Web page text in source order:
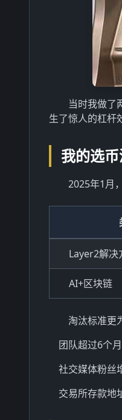
当时我做了
生了惊人的杠杆
我的选
2025年1月
Layer2解决
AI+区块链
淘汰标准更
团队超过6个
社交媒体粉丝
交易所存款地